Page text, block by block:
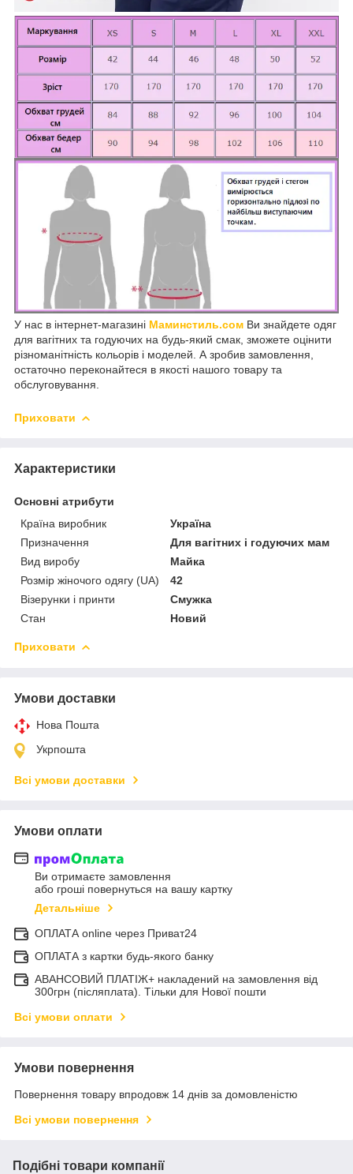
У нас в інтернет-магазині Маминстиль.сом Ви знайдете одяг
для вагітних та годуючих на будь-який смак, зможете оцінити
різноманітність кольорів і моделей. А зробив замовлення,
остаточно переконайтеся в якості нашого товару та
обслуговування.
Приховати
Характеристики
Основні атрибути
Країна виробник
Україна
Призначення
Для вагітних і годуючих мам
Вид виробу
Майка
Розмір жіночого одягу (UA)
42
Візерунки і принти
Смужка
Стан
Новий
Приховати
Умови доставки
Нова Пошта
Укрпошта
Всі умови доставки
Умови оплати
Ви отримаєте замовлення
або гроші повернуться на вашу картку
Детальніше
ОПЛАТА online через Приват24
ОПЛАТА з картки будь-якого банку
АВАНСОВИЙ ПЛАТІЖ+ накладений на замовлення від
300грн (післяплата). Тільки для Нової пошти
Всі умови оплати
Умови повернення
Повернення товару впродовж 14 днів за домовленістю
Всі умови повернення
Подібні товари компанії